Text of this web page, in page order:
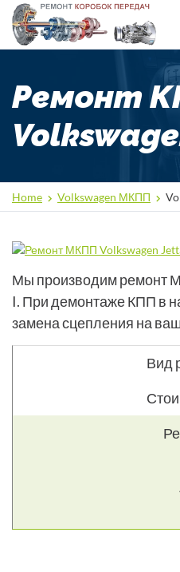
Ремонт
Home Volkswagen МКПП
Мы производим ремонт
I. При демонтаже КПП в
замена сцепления на
Вид